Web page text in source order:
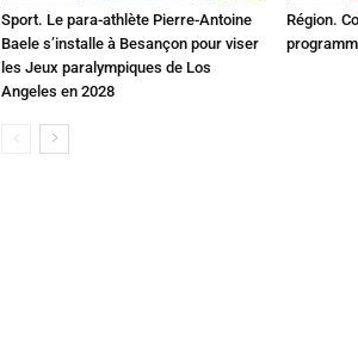
Sport. Le para-athlète Pierre-Antoine
Baele s’installe à Besançon pour viser
les Jeux paralympiques de Los
Angeles en 2028
Région.